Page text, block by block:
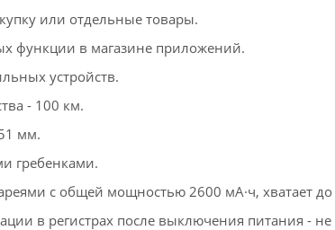
или отдельные товары.
функции в магазине приложений.
устройств.
- 100 км.
мм.
гребенками.
с общей мощностью 2600 мА·ч, хватает
в регистрах после выключения питания -